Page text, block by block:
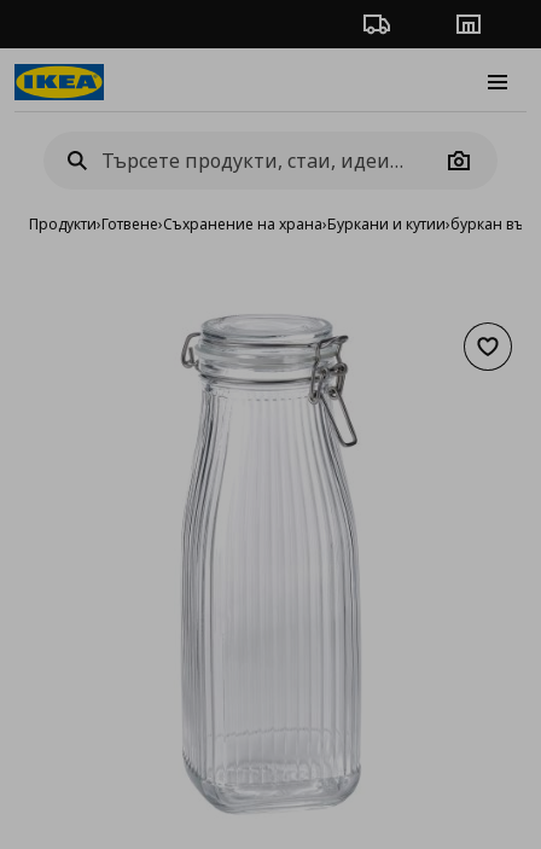
Проследяване на
Camera
Продукти›Готвене›Съхранение на храна›Буркани и кутии›буркан във